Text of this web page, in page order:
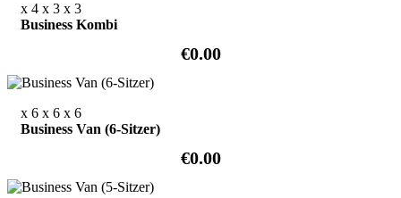
x 4 x 3 x 3
Business Kombi
€0.00
x 6 x 6 x 6
Business Van (6-Sitzer)
€0.00